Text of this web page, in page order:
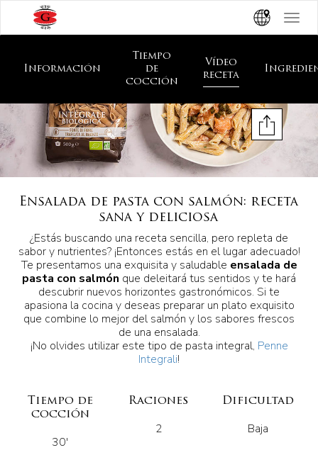
Toggle
Ensalada de pasta con salmón: receta
sana y deliciosa
¿Estás buscando una receta sencilla, pero repleta de
sabor y nutrientes? ¡Entonces estás en el lugar adecuado!
Te presentamos una exquisita y saludable ensalada de
pasta con salmón que deleitará tus sentidos y te hará
descubrir nuevos horizontes gastronómicos. Si te
apasiona la cocina y deseas preparar un plato exquisito
que combine lo mejor del salmón y los sabores frescos
de una ensalada.
¡No olvides utilizar este tipo de pasta integral, Penne
Integrali!
Información
Tiempo
de
cocción
Vídeo
receta
Tiempo de
cocción
30'
Raciones
2
Dificultad
Baja